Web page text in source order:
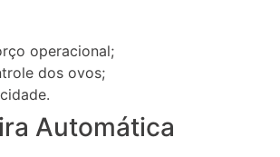
operacional;
dos ovos;
Automática